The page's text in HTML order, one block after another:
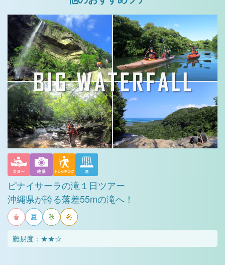
ピナイサーラの滝１日ツアー
沖縄県が誇る落差55mの滝へ！
難易度：★★☆